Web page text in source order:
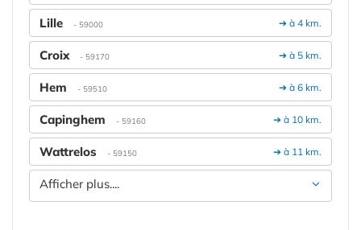
➔ à 4 km.
Lille - 59000
➔ à 5 km.
Croix - 59170
➔ à 6 km.
Hem - 59510
➔ à 10 km.
Capinghem - 59160
➔ à 11 km.
Wattrelos - 59150
Afficher plus....